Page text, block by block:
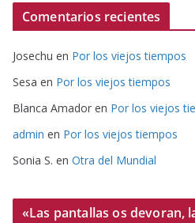
Comentarios recientes
Josechu en Por los viejos tiempos
Sesa en Por los viejos tiempos
Blanca Amador en Por los viejos
admin en Por los viejos tiempos
Sonia S. en Otra del Mundial
«Las pantallas os devoran,